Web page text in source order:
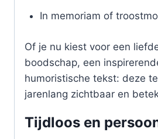
In memoriam of
Of je nu kiest voor een
boodschap, een
humoristische tekst: deze
jarenlang zichtbaar en
Tijdloos en